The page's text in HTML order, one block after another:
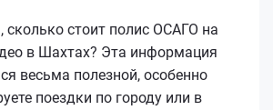
стоит полис ОСАГО на
в Шахтах? Эта информация
весьма полезной, особенно
поездки по городу или в